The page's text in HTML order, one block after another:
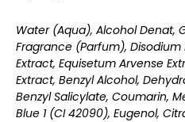
Water (Aqua), Alcohol Denat,
Fragrance (Parfum), Disodium
Extract, Equisetum Arvense
Extract, Benzyl Alcohol,
Benzyl Salicylate, Coumarin,
Blue 1 (CI 42090), Eugenol,